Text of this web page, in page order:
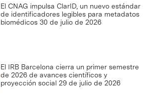
El CNAG impulsa ClarID, un nuevo estándar
de identificadores legibles para metadatos
biomédicos 30 de julio de 2026
El IRB Barcelona cierra un primer semestre
de 2026 de avances científicos y
proyección social 29 de julio de 2026